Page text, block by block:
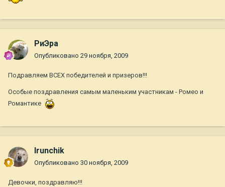
РиЭра
Опубликовано 29 ноября, 2009
Подравляем ВСЕХ победителей и призеров!!!
Особые поздравления самым маленьким участникам - Ромео и
Романтике
Irunchik
Опубликовано 30 ноября, 2009
Девочки, поздравляю!!!